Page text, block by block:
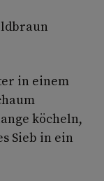
in einem
köcheln,
Sieb in ein